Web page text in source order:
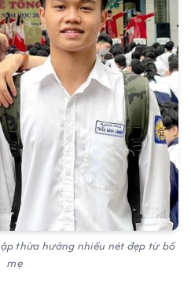
thừa hưởng nhiều nét đẹp từ bố
mẹ